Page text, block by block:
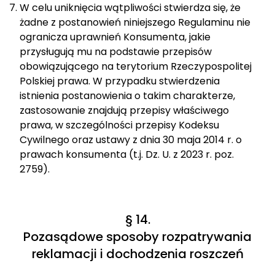
W celu uniknięcia wątpliwości stwierdza się, że
żadne z postanowień niniejszego Regulaminu nie
ogranicza uprawnień Konsumenta, jakie
przysługują mu na podstawie przepisów
obowiązującego na terytorium Rzeczypospolitej
Polskiej prawa. W przypadku stwierdzenia
istnienia postanowienia o takim charakterze,
zastosowanie znajdują przepisy właściwego
prawa, w szczególności przepisy Kodeksu
Cywilnego oraz ustawy z dnia 30 maja 2014 r. o
prawach konsumenta (t.j. Dz. U. z 2023 r. poz.
2759).
§ 14.
Pozasądowe sposoby rozpatrywania
reklamacji i dochodzenia roszczeń